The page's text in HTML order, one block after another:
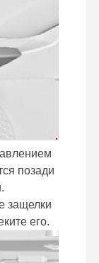
позади
защелки
его.